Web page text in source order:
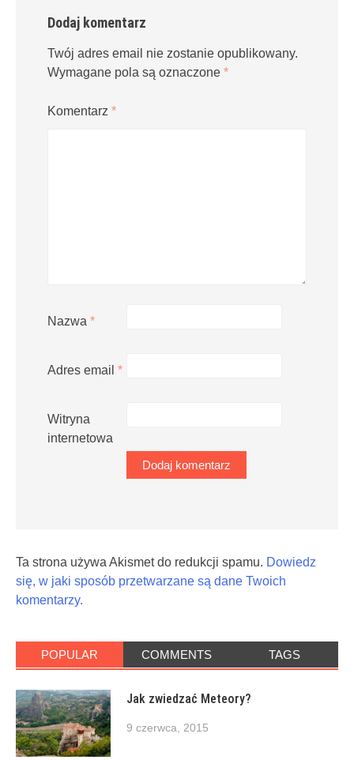
Dodaj komentarz
Twój adres email nie zostanie opublikowany.
Wymagane pola są oznaczone *
Komentarz *
Nazwa *
Adres email *
Witryna
internetowa
Ta strona używa Akismet do redukcji spamu. Dowiedz
się, w jaki sposób przetwarzane są dane Twoich
komentarzy.
POPULAR COMMENTS TAGS
Jak zwiedzać Meteory?
9 czerwca, 2015